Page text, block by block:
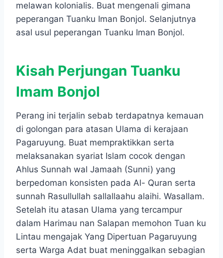
melawan kolonialis. Buat mengenali gimana
peperangan Tuanku Iman Bonjol. Selanjutnya
asal usul peperangan Tuanku Iman Bonjol.
Kisah Perjungan Tuanku
Imam Bonjol
Perang ini terjalin sebab terdapatnya kemauan
di golongan para atasan Ulama di kerajaan
Pagaruyung. Buat mempraktikkan serta
melaksanakan syariat Islam cocok dengan
Ahlus Sunnah wal Jamaah (Sunni) yang
berpedoman konsisten pada Al- Quran serta
sunnah Rasullullah sallallaahu alaihi. Wasallam.
Setelah itu atasan Ulama yang tercampur
dalam Harimau nan Salapan memohon Tuan ku
Lintau mengajak Yang Dipertuan Pagaruyung
serta Warga Adat buat meninggalkan sebagian